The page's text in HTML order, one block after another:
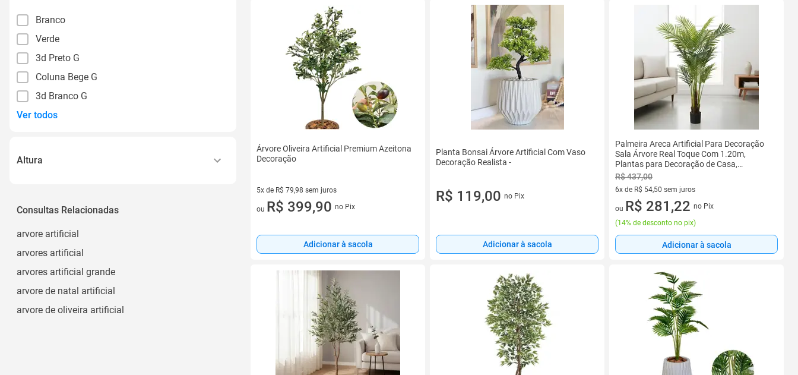
Branco
Verde
3d Preto G
Coluna Bege G
3d Branco G
Ver todos
Altura
Consultas Relacionadas
arvore artificial
arvores artificial
arvores artificial grande
arvore de natal artificial
arvore de oliveira artificial
Árvore Oliveira Artificial Premium Azeitona
Decoração
5x de R$ 79,98 sem juros
5 vez de R$ 79,98 sem juros
ou R$ 399,90 no Pix
Adicionar à sacola
Planta Bonsai Árvore Artificial Com Vaso
Decoração Realista -
R$ 119,00 no Pix
Adicionar à sacola
Palmeira Areca Artificial Para Decoração
Sala Árvore Real Toque Com 1.20m,
Plantas para Decoração de Casa,
Escritório, Sala De Estar.
R$ 437,00
6x de R$ 54,50 sem juros
6 vez de R$ 54,50 sem juros
ou R$ 281,22 no Pix
(14% de desconto no pix)
Adicionar à sacola